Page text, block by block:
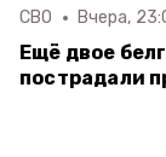
СВО Вчера,
Ещё двое
пострадали